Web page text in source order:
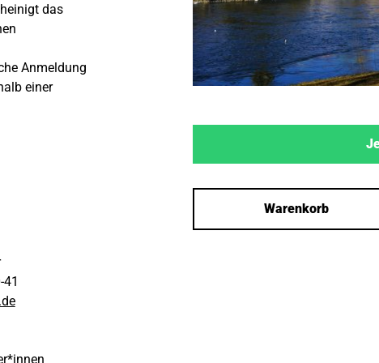
das
Anmeldung
einer
Warenkorb